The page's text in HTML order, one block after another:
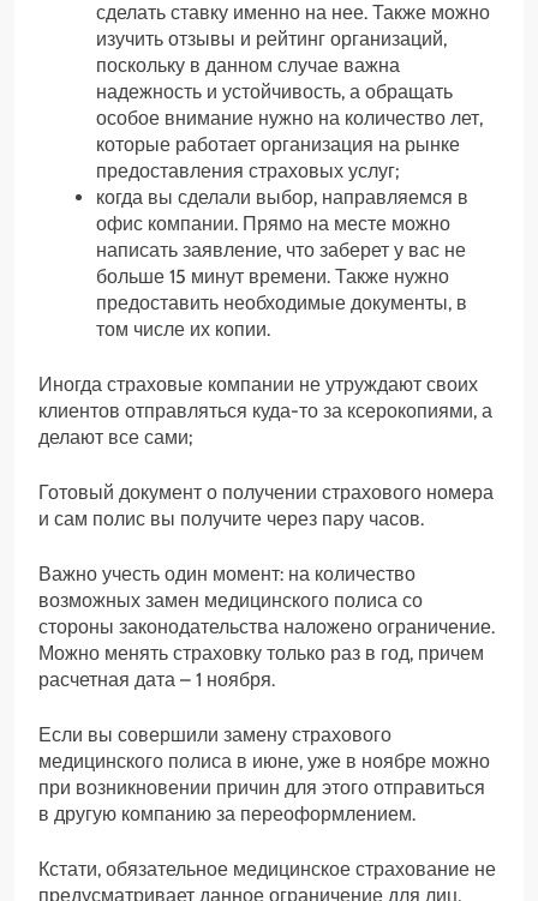
сделать ставку именно на нее. Также можно
изучить отзывы и рейтинг организаций,
поскольку в данном случае важна
надежность и устойчивость, а обращать
особое внимание нужно на количество лет,
которые работает организация на рынке
предоставления страховых услуг;
когда вы сделали выбор, направляемся в
офис компании. Прямо на месте можно
написать заявление, что заберет у вас не
больше 15 минут времени. Также нужно
предоставить необходимые документы, в
том числе их копии.
Иногда страховые компании не утруждают своих
клиентов отправляться куда-то за ксерокопиями, а
делают все сами;
Готовый документ о получении страхового номера
и сам полис вы получите через пару часов.
Важно учесть один момент: на количество
возможных замен медицинского полиса со
стороны законодательства наложено ограничение.
Можно менять страховку только раз в год, причем
расчетная дата – 1 ноября.
Если вы совершили замену страхового
медицинского полиса в июне, уже в ноябре можно
при возникновении причин для этого отправиться
в другую компанию за переоформлением.
Кстати, обязательное медицинское страхование не
предусматривает данное ограничение для лиц,